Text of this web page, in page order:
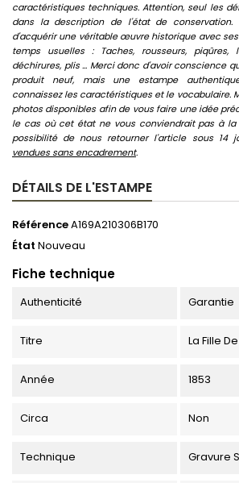
caractéristiques techniques. Attention, seul les
dans la description de l'état de
d'acquérir une véritable œuvre historique avec
temps usuelles : Taches, rousseurs, piqûres,
déchirures, plis ... Merci donc d'avoir conscience
produit neuf, mais une estampe
connaissez les caractéristiques et le vocabulaire.
photos disponibles afin de vous faire une idée
le cas où cet état ne vous conviendrait pas à la
possibilité de nous retourner l'article sous 14
vendues sans encadrement.
DÉTAILS DE L'ESTAMPE
RéférenceA169A210306B170
État Nouveau
Fiche technique
Authenticité Garantie
Titre La Fille
Année 1853
Circa Non
Technique Gravure